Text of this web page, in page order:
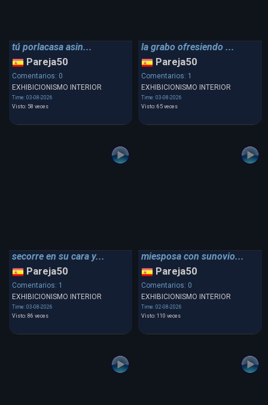
tú porlacasa asin...
Pareja50
Comentarios: 0
EXHIBICIONISMO INTERIOR
Time: 03-08-2026
Visto: 58 veces
la grabo ofresiendo ...
Pareja50
Comentarios: 1
EXHIBICIONISMO INTERIOR
Time: 03-08-2026
Visto: 65 veces
secorre en su cara y...
Pareja50
Comentarios: 1
EXHIBICIONISMO INTERIOR
Time: 03-08-2026
Visto: 86 veces
miesposa con sunovio...
Pareja50
Comentarios: 0
EXHIBICIONISMO INTERIOR
Time: 02-08-2026
Visto: 110 veces